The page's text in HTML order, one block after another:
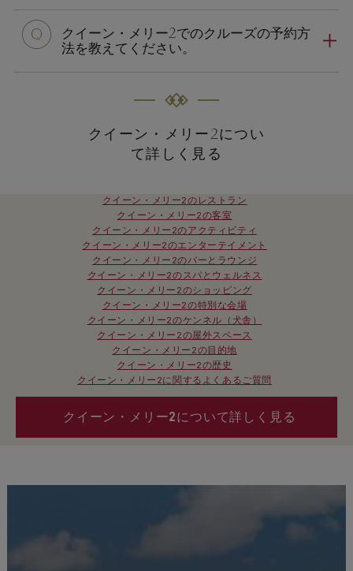
クイーン・メリー2でのクルーズの予約方
法を教えてください。
クイーン・メリー2につい
て詳しく見る
クイーン・メリー2のレストラン
クイーン・メリー2の客室
クイーン・メリー2のアクティビティ
クイーン・メリー2のエンターテイメント
クイーン・メリー2のバーとラウンジ
クイーン・メリー2のスパとウェルネス
クイーン・メリー2のショッピング
クイーン・メリー2の特別な会場
クイーン・メリー2のケンネル（犬舎）
クイーン・メリー2の屋外スペース
クイーン・メリー2の目的地
クイーン・メリー2の歴史
クイーン・メリー2に関するよくあるご質問
クイーン・メリー2について詳しく見る